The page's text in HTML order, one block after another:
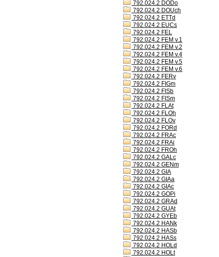
792.024.2 DODo
792.024.2 DOUch
792.024.2 ETTd
792.024.2 EUCs
792.024.2 FEL
792.024.2 FEM v.1
792.024.2 FEM v.2
792.024.2 FEM v.4
792.024.2 FEM v.5
792.024.2 FEM v.6
792.024.2 FERv
792.024.2 FIGm
792.024.2 FISb
792.024.2 FISm
792.024.2 FLAt
792.024.2 FLOh
792.024.2 FLOv
792.024.2 FORd
792.024.2 FRAc
792.024.2 FRAi
792.024.2 FROh
792.024.2 GALc
792.024.2 GENm
792.024.2 GIA
792.024.2 GIAa
792.024.2 GIAc
792.024.2 GOPi
792.024.2 GRAd
792.024.2 GUAt
792.024.2 GYEb
792.024.2 HANk
792.024.2 HASb
792.024.2 HASs
792.024.2 HOLd
792.024.2 HOLt